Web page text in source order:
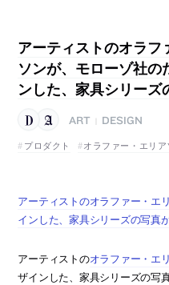
アーティストのオラフ
ソンが、モローゾ社の
ンした、家具シリーズ
ART
DESIGN
プロダクト
オラファー・エリア
アーティストのオラファー・エ
インした、家具シリーズの写真
アーティストのオラファー・エ
ザインした、家具シリーズの写